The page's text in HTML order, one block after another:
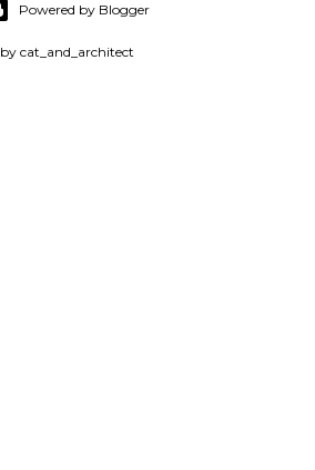
Powered by Blogger
by cat_and_architect